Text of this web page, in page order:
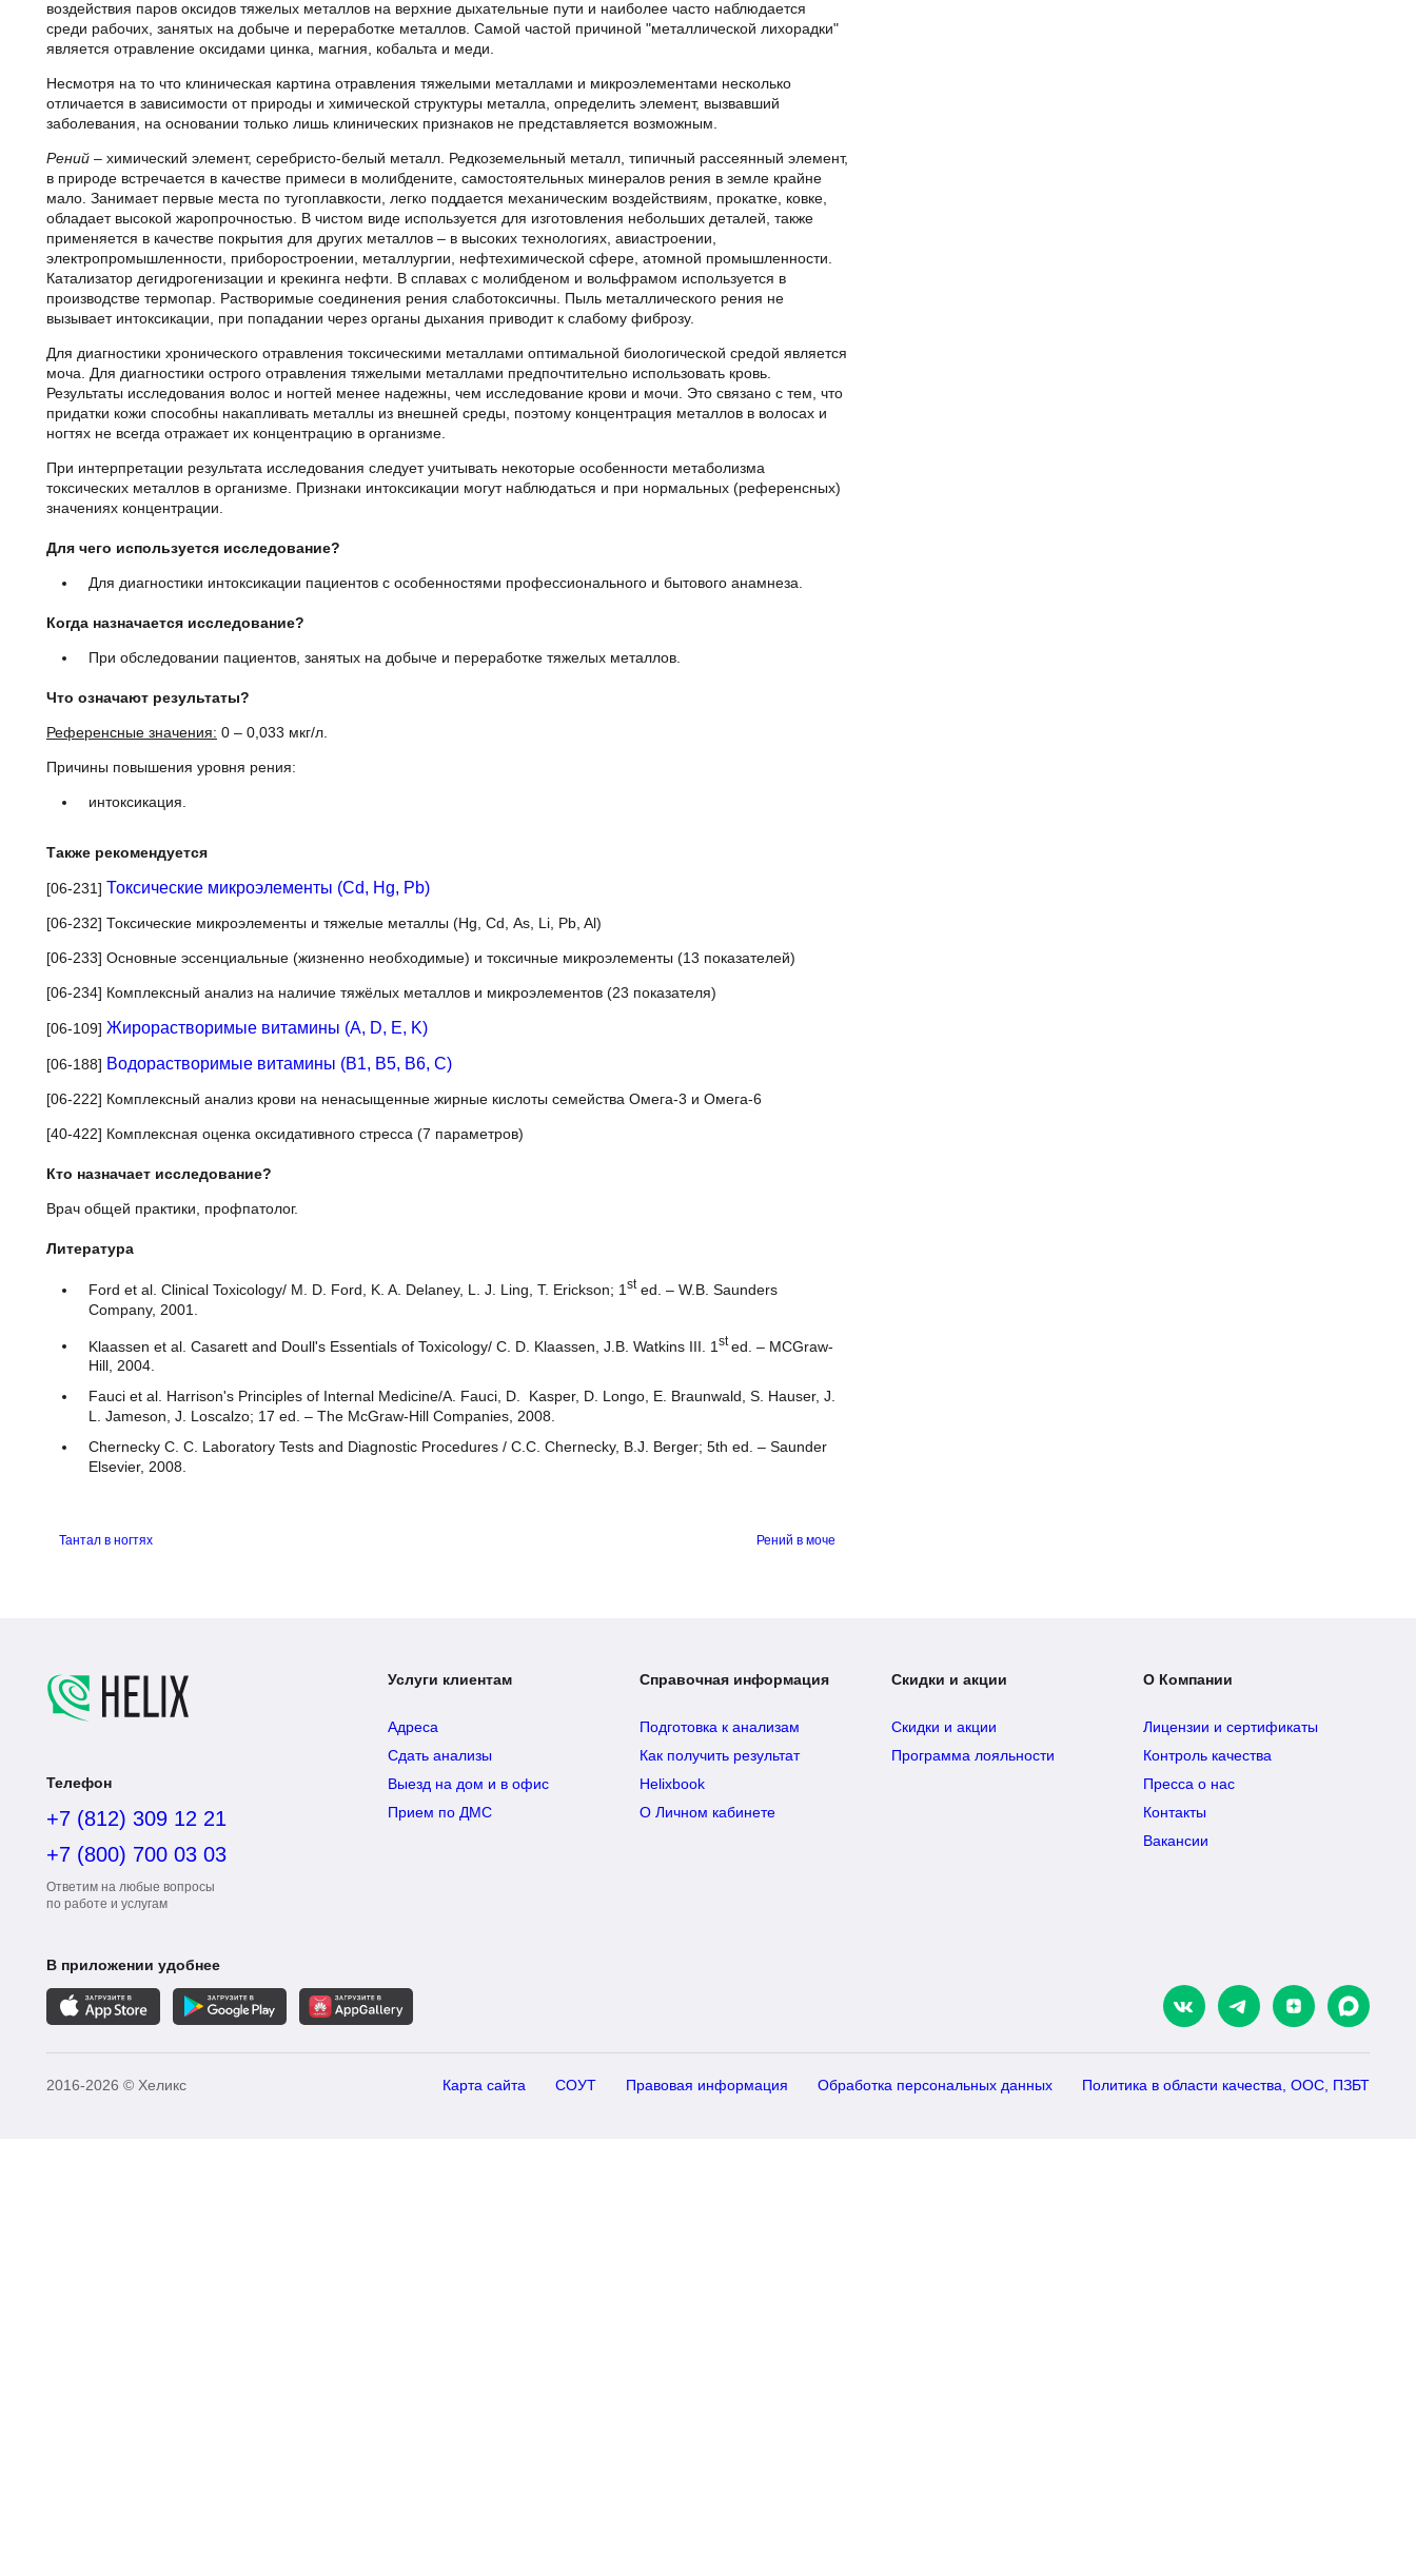
организм является так называемая металлическая лихорадка. Это гриппоподобное состояние возникает в
результате острого воздействия паров оксидов тяжелых металлов на верхние дыхательные пути и
наиболее часто наблюдается среди рабочих, занятых на добыче и переработке металлов. Самой частой
Несмотря на то что клиническая картина отравления тяжелыми металлами и микроэлементами несколько
отличается в зависимости от природы и химической структуры металла, определить элемент, вызвавший
Рений– химический элемент, серебристо-белый металл. Редкоземельный металл, типичный рассеянный
элемент, в природе встречается в качестве примеси в молибдените, самостоятельных минералов рения в
земле крайне мало. Занимает первые места по тугоплавкости, легко поддается механическим
воздействиям, прокатке, ковке, обладает высокой жаропрочностью. В чистом виде используется для
изготовления небольших деталей, также применяется в качестве покрытия для других металлов – в
высоких технологиях, авиастроении, электропромышленности, приборостроении, металлургии,
нефтехимической сфере, атомной промышленности. Катализатор дегидрогенизации и крекинга нефти. В
сплавах с молибденом и вольфрамом используется в производстве термопар. Растворимые соединения
органы дыхания приводит к слабому фиброзу.
Для диагностики хронического отравления токсическими металлами оптимальной биологической средой
является моча. Для диагностики острого отравления тяжелыми металлами предпочтительно использовать
кровь. Результаты исследования волос и ногтей менее надежны, чем исследование крови и мочи. Это
концентрация металлов в волосах и ногтях не всегда отражает их концентрацию в организме.
При интерпретации результата исследования следует учитывать некоторые особенности метаболизма
(референсных) значениях концентрации.
Для чего используется исследование?
Для диагностики интоксикации пациентов с особенностями профессионального и бытового
Что означают результаты?
интоксикация.
Также рекомендуется
[06-231] Токсические микроэлементы (Cd, Hg, Pb)
[06-232] Токсические микроэлементы и тяжелые металлы (Hg, Cd, As, Li, Pb, Al)
[06-233] Основные эссенциальные (жизненно необходимые) и токсичные микроэлементы (13 показателей)
[06-234] Комплексный анализ на наличие тяжёлых металлов и микроэлементов (23 показателя)
Литература
Ford et al. Clinical Toxicology/ M. D. Ford, K. A. Delaney, L. J. Ling, T. Erickson; 1sted. – W.B. Saunders
Company, 2001.
Klaassen et al. Casarett and Doull's Essentials of Toxicology/ C. D. Klaassen, J.B. Watkins III. 1sted. –
MCGraw-Hill, 2004.
Fauci et al. Harrison's Principles of Internal Medicine/A. Fauci, D. Kasper, D. Longo, E. Braunwald, S.
Hauser, J. L. Jameson, J. Loscalzo; 17 ed. – The McGraw-Hill Companies, 2008.
Телефон
+7 (800) 700 03 03
Ответим на любые вопросы
по работе и услугам
Услуги клиентам
Адреса
Сдать анализы
Справочная информация
Подготовка к анализам
Как получить результат
Скидки и акции О Компании
Лицензии и сертификаты
Контроль качества
Пресса о нас